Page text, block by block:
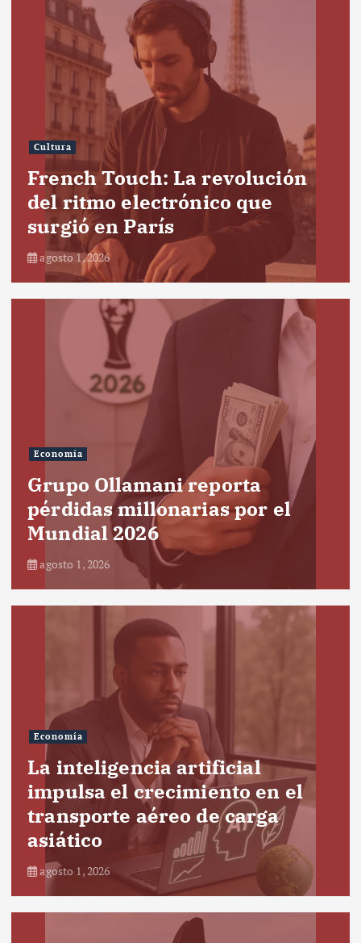
Cultura
French Touch: La revolución
del ritmo electrónico que
surgió en París
agosto 1, 2026
Economía
Grupo Ollamani reporta
pérdidas millonarias por el
Mundial 2026
agosto 1, 2026
Economía
La inteligencia artificial
impulsa el crecimiento en el
transporte aéreo de carga
asiático
agosto 1, 2026